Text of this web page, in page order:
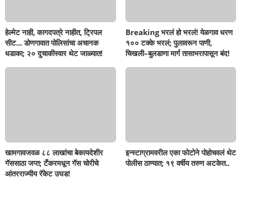
हेल्मेट नाही, कागदपत्रे नाहीत, ट्रिपल
सीट... डोणगावात पोलिसांचा अचानक
धडाका; २० दुचाकीस्वार थेट जाळ्यात!
Breaking भरलं हो भरलं! येळगाव धरण
१०० टक्के भरलं; पुलावरून पाणी,
चिखली–बुलडाणा मार्ग तासाभरापासून बंद!
खामगावजवळ ८८ लाखांचा बेकायदेशीर
गॅससाठा जप्त; टँकरमधून गॅस चोरीचे
आंतरराज्यीय रॅकेट उघड!
इन्स्टाग्रामवरील एका फोटोने पोहोचवलं थेट
पोलीस ठाण्यात; १९ वर्षीय तरुण अटकेत..